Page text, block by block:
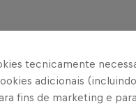
tecnicamente
adicionais
fins de marketing e